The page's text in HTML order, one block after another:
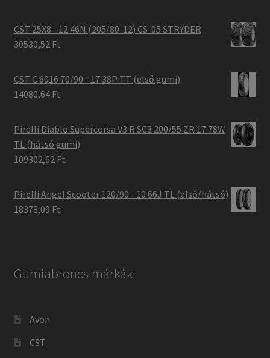
CST 25X8 - 12 46N (205/80-12) CS-05 STRYDER
30530,52 Ft
CST C 6016 70/90 - 17 38P TT (első gumi)
14080,64 Ft
Pirelli Diablo Supercorsa V3 R SC3 200/55 ZR 17 78W
TL (hátsó gumi)
109302,62 Ft
Pirelli Angel Scooter 120/90 - 10 66J TL (első/hátsó)
18378,09 Ft
Gumiabroncs márkák
Avon
CST